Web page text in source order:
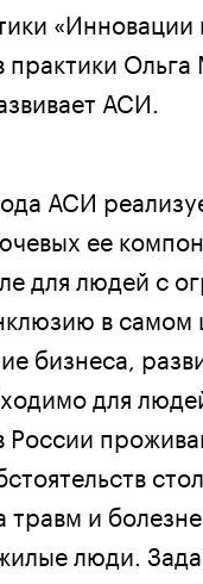
«Инновации
Ольга
АСИ.
АСИ
ее
для людей с
в
бизнеса,
для
и
люди.